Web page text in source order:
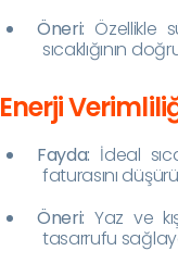
Öneri: Özellikle
sıcaklığının
Enerji
Fayda: İdeal
faturasını
Öneri: Yaz ve
tasarrufu